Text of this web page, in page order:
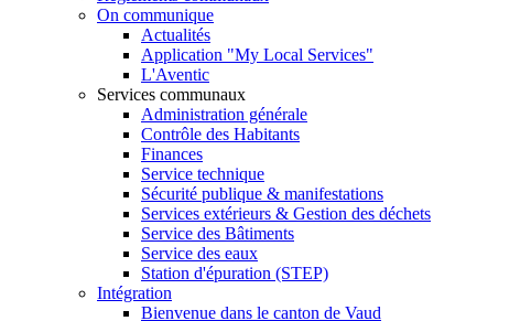
On communique
Actualités
Application "My Local Services"
L'Aventic
Services communaux
Administration générale
Contrôle des Habitants
Finances
Service technique
Sécurité publique & manifestations
Services extérieurs & Gestion des déchets
Service des Bâtiments
Service des eaux
Station d'épuration (STEP)
Intégration
Bienvenue dans le canton de Vaud